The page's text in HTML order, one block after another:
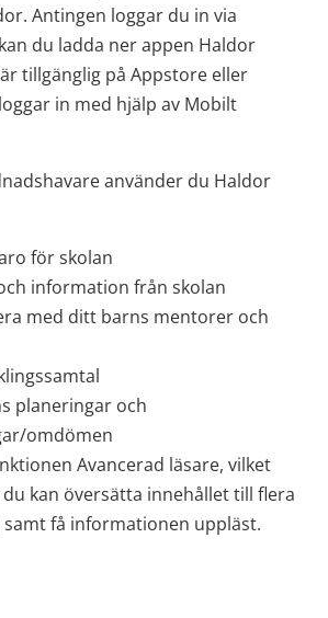
Antingen loggar du in via
du ladda ner appen Haldor
tillgänglig på Appstore eller
in med hjälp av Mobilt
använder du Haldor
för skolan
information från skolan
med ditt barns mentorer och
planeringar och
omdömen
Avancerad läsare, vilket
kan översätta innehållet till flera
samt få informationen uppläst.